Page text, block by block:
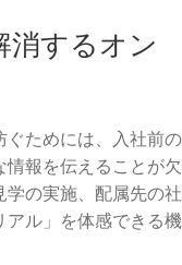
消するオン
ぐためには、入社前の
報を伝えることが欠
の実施、配属先の社
アル」を体感できる機